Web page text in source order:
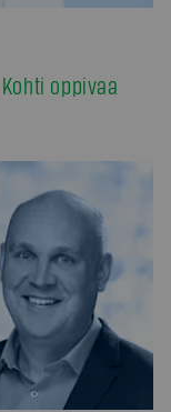
oppivaa